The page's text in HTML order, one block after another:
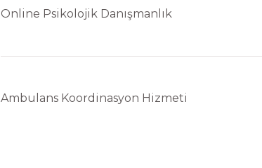
Online Psikolojik Danışmanlık
Ambulans Koordinasyon Hizmeti